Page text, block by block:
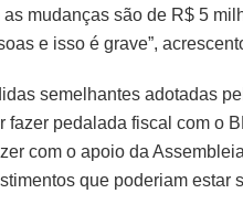
mudanças são de R$ 5
e isso é grave”,
semelhantes adotadas
fazer pedalada fiscal com o
com o apoio da
que poderiam estar